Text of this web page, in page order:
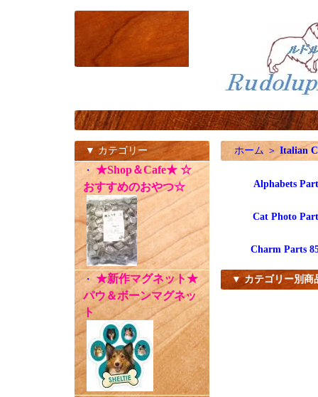
▼ カテゴリー
・ ★Shop＆Cafe★ ☆
おすすめのおやつ☆
・ ★新作マグネット★
パウ＆ボーンマグネッ
ト
ホーム ＞Italian
Alphabets
Cat Photo
Charm Parts
▼ カテゴリー別商